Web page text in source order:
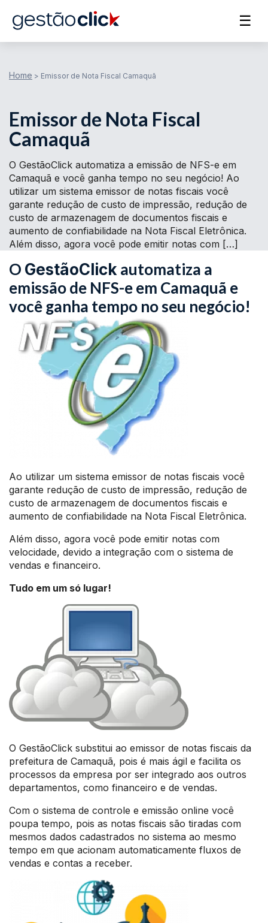
☰
Home > Emissor de Nota Fiscal Camaquã
Emissor de Nota Fiscal
Camaquã
O GestãoClick automatiza a emissão de NFS-e em
Camaquã e você ganha tempo no seu negócio! Ao
utilizar um sistema emissor de notas fiscais você
garante redução de custo de impressão, redução de
custo de armazenagem de documentos fiscais e
aumento de confiabilidade na Nota Fiscal Eletrônica.
Além disso, agora você pode emitir notas com […]
O GestãoClick automatiza a
emissão de NFS-e em Camaquã e
você ganha tempo no seu negócio!
Ao utilizar um sistema emissor de notas fiscais você
garante redução de custo de impressão, redução de
custo de armazenagem de documentos fiscais e
aumento de confiabilidade na Nota Fiscal Eletrônica.
Além disso, agora você pode emitir notas com
velocidade, devido a integração com o sistema de
vendas e financeiro.
Tudo em um só lugar!
O GestãoClick substitui ao emissor de notas fiscais da
prefeitura de Camaquã, pois é mais ágil e facilita os
processos da empresa por ser integrado aos outros
departamentos, como financeiro e de vendas.
Com o sistema de controle e emissão online você
poupa tempo, pois as notas fiscais são tiradas com
mesmos dados cadastrados no sistema ao mesmo
tempo em que acionam automaticamente fluxos de
vendas e contas a receber.